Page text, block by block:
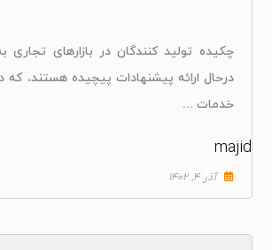
چکیده تولید کنندگان در بازارهای تجاری
درحال ارائه پیشنهادات پیچیده هستند، که
خدمات ...
majid
آذر ۴, ۱۴۰۲